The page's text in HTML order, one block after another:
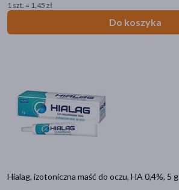
1 szt. = 1,45 zł
Do koszyka
Hialag, izotoniczna maść do oczu, HA 0,4%, 5 g